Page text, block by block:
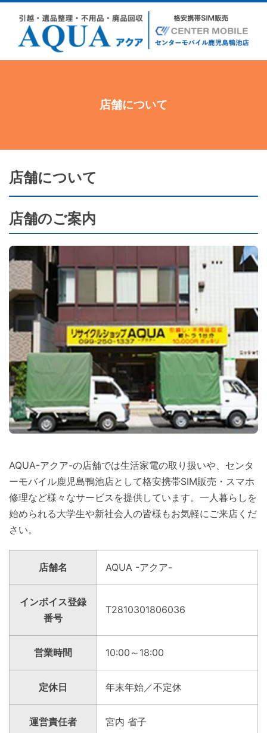
店舗について
店舗について
店舗のご案内
AQUA-アクア-の店舗では生活家電の取り扱いや、センタ
ーモバイル鹿児島鴨池店として格安携帯SIM販売・スマホ
修理など様々なサービスを提供しています。一人暮らしを
始められる大学生や新社会人の皆様もお気軽にご来店くだ
さい。
店舗名 AQUA -アクア-
インボイス登録
番号
T2810301806036
営業時間 10:00～18:00
定休日 年末年始／不定休
運営責任者 宮内 省子